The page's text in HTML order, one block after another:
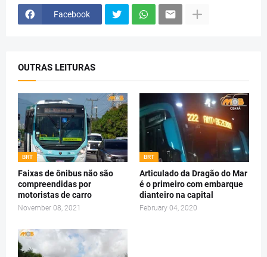
Facebook
OUTRAS LEITURAS
BRT
Faixas de ônibus não são
compreendidas por
motoristas de carro
November 08, 2021
BRT
Articulado da Dragão do Mar
é o primeiro com embarque
dianteiro na capital
February 04, 2020